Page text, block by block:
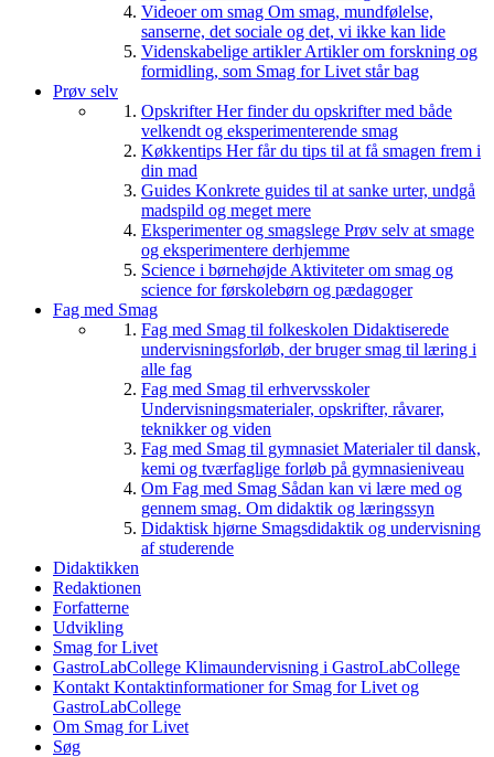
Videoer om smag Om smag, mundfølelse,
sanserne, det sociale og det, vi ikke kan lide
Videnskabelige artiklerArtikler om forskning og
formidling, som Smag for Livet står bag
Prøv selv
OpskrifterHer finder du opskrifter med både
velkendt og eksperimenterende smag
Køkkentips Her får du tips til at få smagen frem i
din mad
Guides Konkrete guides til at sanke urter, undgå
madspild og meget mere
Eksperimenter og smagslege Prøv selv at smage
og eksperimentere derhjemme
Science i børnehøjde Aktiviteter om smag og
science for førskolebørn og pædagoger
Fag med Smag
Fag med Smag til folkeskolen Didaktiserede
undervisningsforløb, der bruger smag til læring i
alle fag
Fag med Smag til erhvervsskoler
Undervisningsmaterialer, opskrifter, råvarer,
teknikker og viden
Fag med Smag til gymnasiet Materialer til dansk,
kemi og tværfaglige forløb på gymnasieniveau
Om Fag med Smag Sådan kan vi lære med og
gennem smag. Om didaktik og læringssyn
Didaktisk hjørne Smagsdidaktik og undervisning
af studerende
Didaktikken
Redaktionen
Forfatterne
Udvikling
Smag for Livet
GastroLabCollege Klimaundervisning i GastroLabCollege
Kontakt Kontaktinformationer for Smag for Livet og
GastroLabCollege
Om Smag for Livet
Søg